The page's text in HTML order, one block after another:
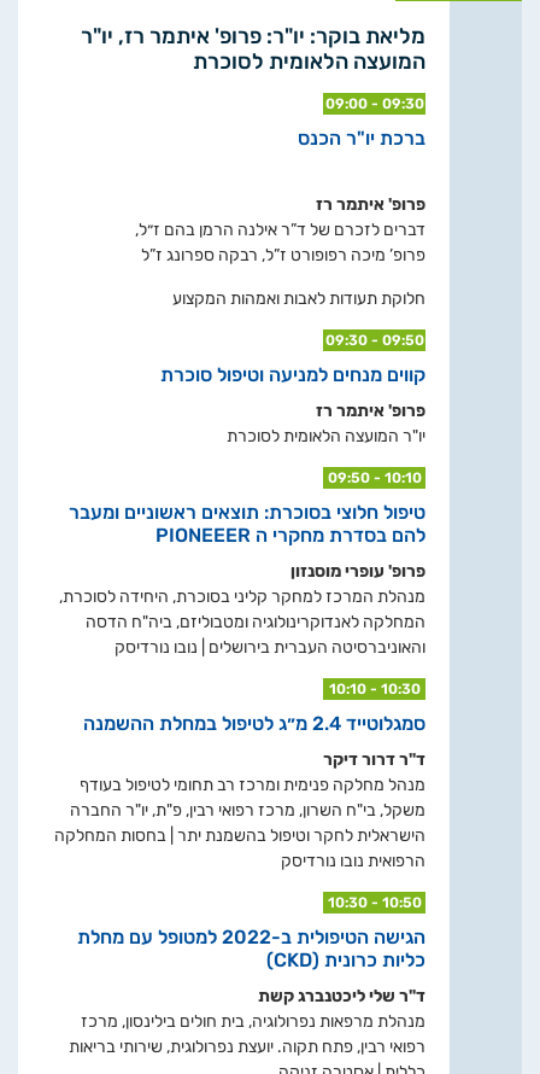
מליאת בוקר: יו"ר: פרופ' איתמר רז, יו"ר
המועצה הלאומית לסוכרת
09:00 - 09:30
ברכת יו"ר הכנס
פרופ' איתמר רז
דברים לזכרם של ד”ר אילנה הרמן בהם ז״ל,
פרופ’ מיכה רפופורט ז”ל, רבקה ספרונג ז”ל
חלוקת תעודות לאבות ואמהות המקצוע
09:30 - 09:50
קווים מנחים למניעה וטיפול סוכרת
פרופ' איתמר רז
יו"ר המועצה הלאומית לסוכרת
09:50 - 10:10
טיפול חלוצי בסוכרת: תוצאים ראשוניים ומעבר
להם בסדרת מחקרי ה PIONEEER
פרופ' עופרי מוסנזון
מנהלת המרכז למחקר קליני בסוכרת, היחידה לסוכרת,
המחלקה לאנדוקרינולוגיה ומטבוליזם, ביה"ח הדסה
והאוניברסיטה העברית בירושלים | נובו נורדיסק
10:10 - 10:30
סמגלוטייד 2.4 מ״ג לטיפול במחלת ההשמנה
ד"ר דרור דיקר
מנהל מחלקה פנימית ומרכז רב תחומי לטיפול בעודף
משקל, בי"ח השרון, מרכז רפואי רבין, פ"ת, יו"ר החברה
הישראלית לחקר וטיפול בהשמנת יתר | בחסות המחלקה
הרפואית נובו נורדיסק
10:30 - 10:50
הגישה הטיפולית ב-2022 למטופל עם מחלת
כליות כרונית (CKD)
ד"ר שלי ליכטנברג קשת
מנהלת מרפאות נפרולוגיה, בית חולים בילינסון, מרכז
רפואי רבין, פתח תקוה. יועצת נפרולוגית, שירותי בריאות